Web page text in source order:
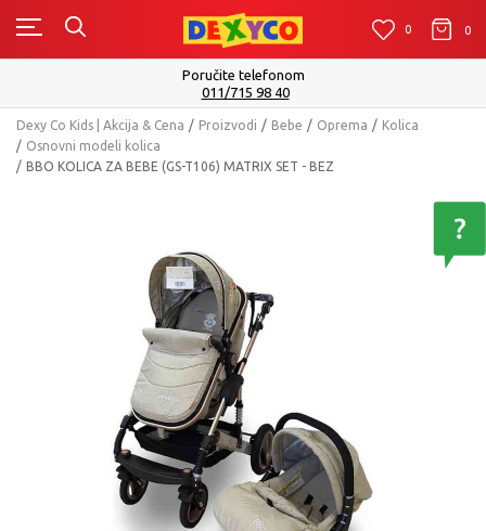
0 0 0
Poručite telefonom
011/715 98 40
Dexy Co Kids | Akcija & Cena Proizvodi Bebe Oprema
Kolica
Osnovni modeli kolica
BBO KOLICA ZA BEBE (GS-T106) MATRIX SET - BEZ